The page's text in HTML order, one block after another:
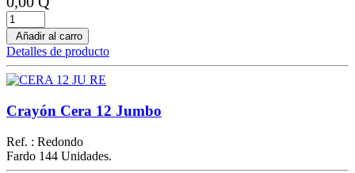
Añadir al carro
Detalles de producto
Crayón Cera 12 Jumbo
Ref. : Redondo
Fardo 144 Unidades.